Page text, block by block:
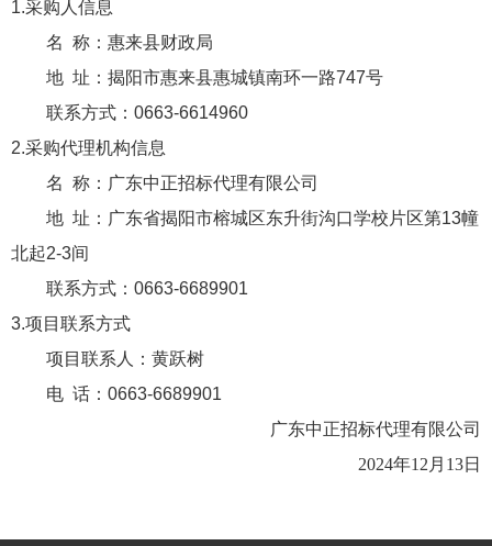
1.采购人信息
名 称： 惠来县财政局
地 址： 揭阳市惠来县惠城镇南环一路747号
联系方式： 0663-6614960
2.采购代理机构信息
名 称： 广东中正招标代理有限公司
地 址： 广东省揭阳市榕城区东升街沟口学校片区第13幢
北起2-3间
联系方式： 0663-6689901
3.项目联系方式
项目联系人： 黄跃树
电 话： 0663-6689901
广东中正招标代理有限公司
2024年12月13日